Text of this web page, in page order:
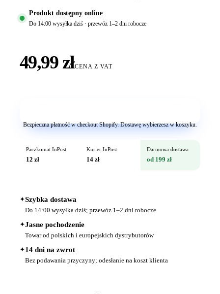
Produkt dostępny online
Do 14:00 wysyłka dziś · przewóz 1–2 dni robocze
49,99 złCENA Z VAT
Bezpieczna płatność w checkout Shopify. Dostawę wybierzesz w koszyku.
Paczkomat InPost
12 zł
Kurier InPost
14 zł
Darmowa dostawa
od 199 zł
✦Szybka dostawa
Do 14:00 wysyłka dziś; przewóz 1–2 dni robocze
✦Jasne pochodzenie
Towar od polskich i europejskich dystrybutorów
✦14 dni na zwrot
Bez podawania przyczyny; odesłanie na koszt klienta